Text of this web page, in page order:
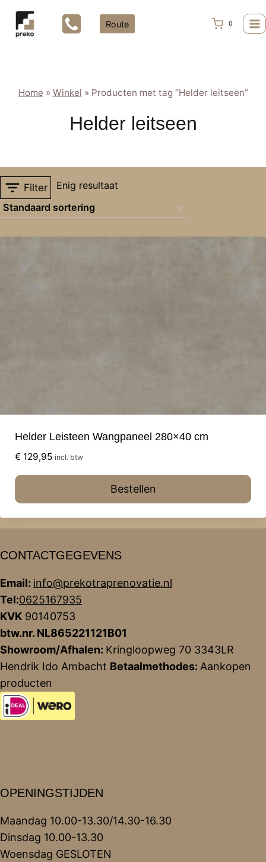
naar
inhoud
Route 0
Home » Winkel » Producten met tag “Helder leitseen”
Helder leitseen
Filter Enig resultaat
Helder Leisteen Wangpaneel 280×40 cm
€ 129,95 incl. btw
Bestellen
CONTACTGEGEVENS
Email: info@prekotraprenovatie.nl
Tel:0625167935
KVK 90140753
btw.nr. NL865221121B01
Showroom/Afhalen: Kringloopweg 70 3343LR
Hendrik Ido Ambacht Betaalmethodes: Aankopen
producten
OPENINGSTIJDEN
Maandag 10.00-13.30/14.30-16.30
Dinsdag 10.00-13.30
Woensdag GESLOTEN